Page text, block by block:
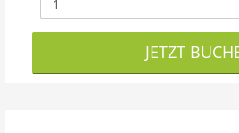
JETZT